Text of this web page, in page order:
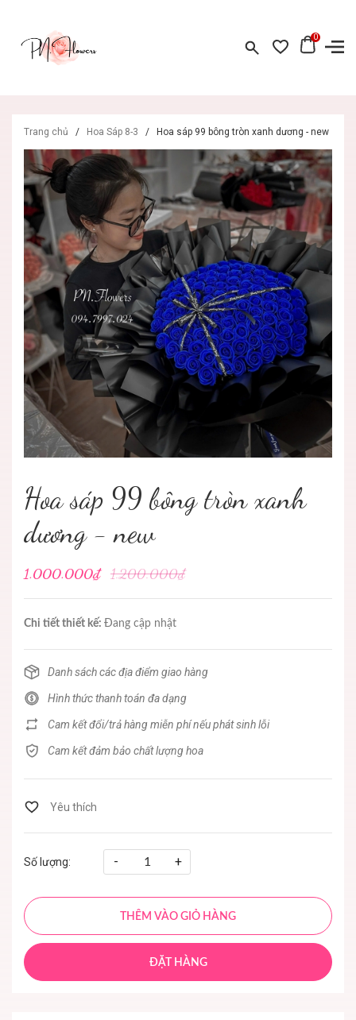
0
Trang chủ / Hoa Sáp 8-3 / Hoa sáp 99 bông tròn xanh dương - new
Hoa sáp 99 bông tròn xanh
dương - new
1.000.000₫ 1.200.000₫
Chi tiết thiết kế: Đang cập nhật
Danh sách các địa điểm giao hàng
Hình thức thanh toán đa dạng
Cam kết đổi/trả hàng miễn phí nếu phát sinh lỗi
Cam kết đảm bảo chất lượng hoa
Số lượng: - +
THÊM VÀO GIỎ HÀNG
ĐẶT HÀNG